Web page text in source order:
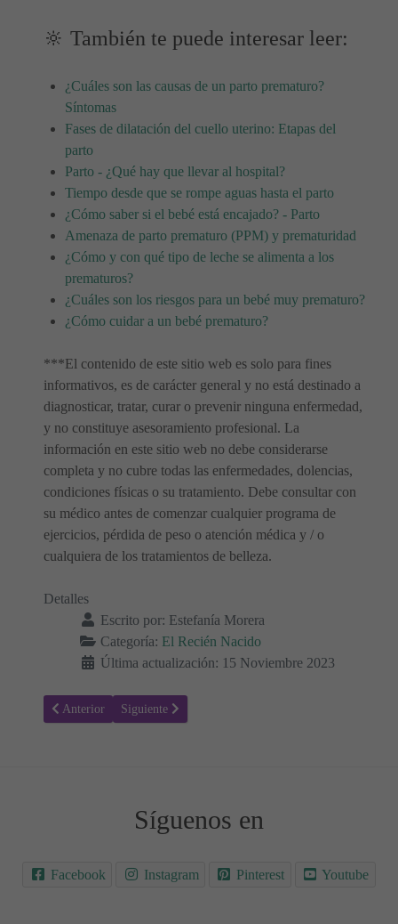
🔆 También te puede interesar leer:
¿Cuáles son las causas de un parto prematuro?
Síntomas
Fases de dilatación del cuello uterino: Etapas del
parto
Parto - ¿Qué hay que llevar al hospital?
Tiempo desde que se rompe aguas hasta el parto
¿Cómo saber si el bebé está encajado? - Parto
Amenaza de parto prematuro (PPM) y prematuridad
¿Cómo y con qué tipo de leche se alimenta a los
prematuros?
¿Cuáles son los riesgos para un bebé muy prematuro?
¿Cómo cuidar a un bebé prematuro?
***El contenido de este sitio web es solo para fines
informativos, es de carácter general y no está destinado a
diagnosticar, tratar, curar o prevenir ninguna enfermedad,
y no constituye asesoramiento profesional. La
información en este sitio web no debe considerarse
completa y no cubre todas las enfermedades, dolencias,
condiciones físicas o su tratamiento. Debe consultar con
su médico antes de comenzar cualquier programa de
ejercicios, pérdida de peso o atención médica y / o
cualquiera de los tratamientos de belleza.
Detalles
Escrito por: Estefanía Morera
Categoría: El Recién Nacido
Última actualización: 15 Noviembre 2023
Artículo anterior: Guía de Cuidados y Salud del Recién Nacido
Anterior Artículo siguiente: ¿Cómo cuidar y curar el cordón
Siguiente
Síguenos en
Facebook Instagram Pinterest Youtube